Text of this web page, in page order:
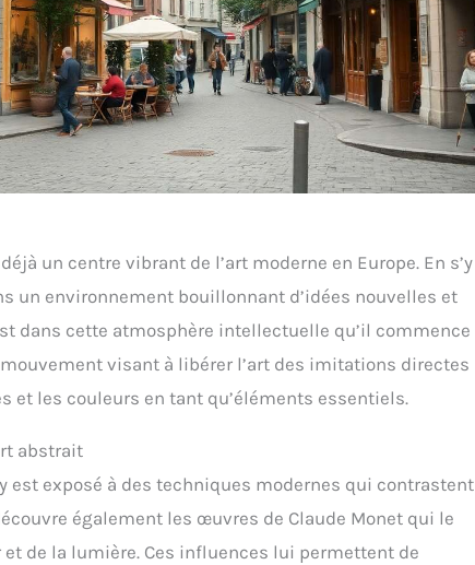
un centre vibrant de l’art moderne en Europe. En s’y
un environnement bouillonnant d’idées nouvelles et
dans cette atmosphère intellectuelle qu’il commence
visant à libérer l’art des imitations directes
et les couleurs en tant qu’éléments essentiels.
abstrait
est exposé à des techniques modernes qui contrastent
également les œuvres de Claude Monet qui le
de la lumière. Ces influences lui permettent de